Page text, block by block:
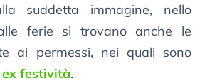
suddetta immagine, nello
ferie si trovano anche le
ai permessi, nei quali sono
ex festività.